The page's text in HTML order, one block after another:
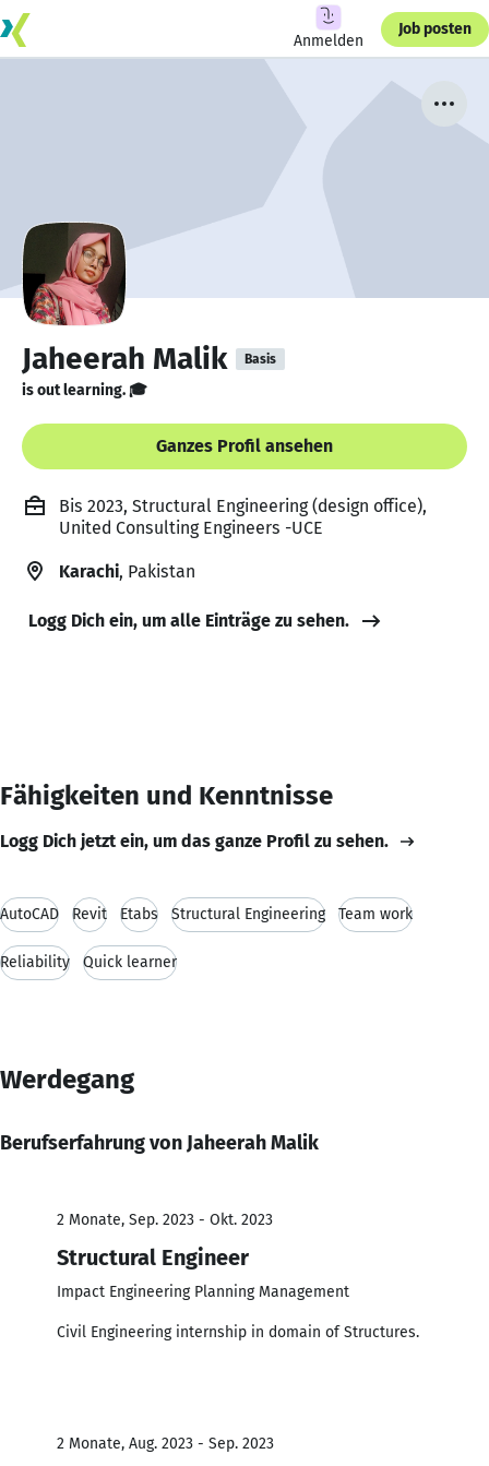
Anmelden
Job posten
Jaheerah Malik Basis
is out learning. 🎓
Ganzes Profil ansehen
Bis 2023, Structural Engineering (design office),
United Consulting Engineers -UCE
Karachi, Pakistan
Logg Dich ein, um alle Einträge zu sehen.
Fähigkeiten und Kenntnisse
Logg Dich jetzt ein, um das ganze Profil zu sehen.
AutoCAD Revit Etabs Structural Engineering Team work
Reliability Quick learner
Werdegang
Berufserfahrung von Jaheerah Malik
2 Monate, Sep. 2023 - Okt. 2023
Structural Engineer
Impact Engineering Planning Management
Civil Engineering internship in domain of Structures.
2 Monate, Aug. 2023 - Sep. 2023